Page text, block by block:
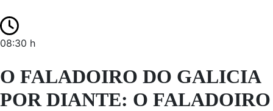
08:30 h
O FALADOIRO DO GALICIA
POR DIANTE: O FALADOIRO